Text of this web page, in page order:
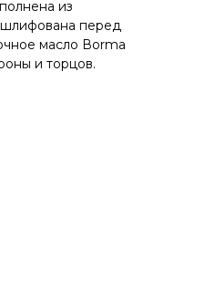
из
перед
масло Воrmа
и торцов.